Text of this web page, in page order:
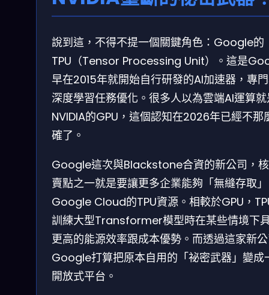
說到這，不得不提一個關鍵角色：Google的
TPU（Tensor Processing Unit）。這是
早在2015年就開始自行研發的AI加速器，專
深度學習任務優化。很多人以為雲端AI運算
NVIDIA的GPU，這個認知在2026年已經不那
確了。
Google這次與Blackstone合資的新公司，
賣點之一就是要讓更多企業能夠「無縫存取」
Google Cloud的TPU資源。相較於GPU，
訓練大型Transformer模型時在某些情境下
更高的能源效率跟成本優勢。而透過這家新
Google打算把原本自用的「祕密武器」變成
開放式平台。